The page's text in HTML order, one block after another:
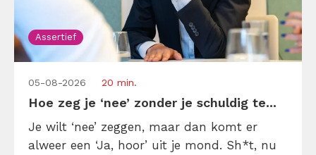
Assertief
05-08-2026 20 min.
Hoe zeg je ‘nee’ zonder je schuldig te...
Je wilt ‘nee’ zeggen, maar dan komt er
alweer een ‘Ja, hoor’ uit je mond. Sh*t, nu